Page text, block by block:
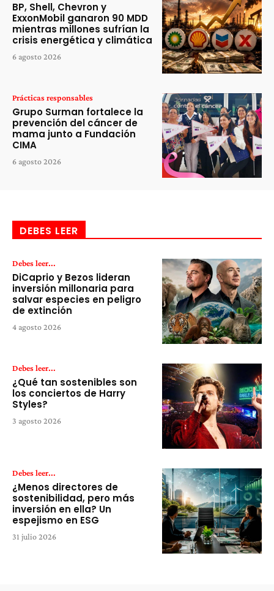
BP, Shell, Chevron y
ExxonMobil ganaron 90 MDD
mientras millones sufrían la
crisis energética y climática
6 agosto 2026
Prácticas responsables
Grupo Surman fortalece la
prevención del cáncer de
mama junto a Fundación
CIMA
6 agosto 2026
DEBES LEER
Debes leer...
DiCaprio y Bezos lideran
inversión millonaria para
salvar especies en peligro
de extinción
4 agosto 2026
Debes leer...
¿Qué tan sostenibles son
los conciertos de Harry
Styles?
3 agosto 2026
Debes leer...
¿Menos directores de
sostenibilidad, pero más
inversión en ella? Un
espejismo en ESG
31 julio 2026